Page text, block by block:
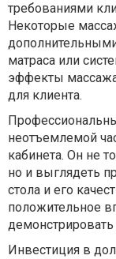
требованиями
Некоторые
матраса или
эффекты
для клиента.
неотъемлемой
кабинета. Он не
но и выглядеть
стола и его
положительное
Инвестиция в